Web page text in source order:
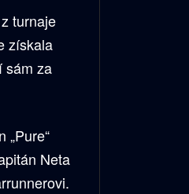
turnaje
získala
sám za
„Pure“
Neta